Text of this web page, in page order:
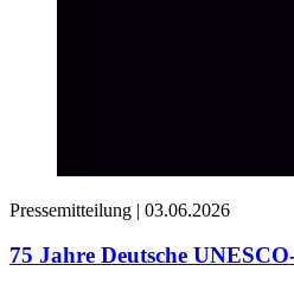
Pressemitteilung | 03.06.2026
75 Jahre Deutsche